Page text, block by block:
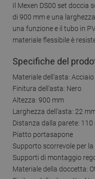
Il Mexen DS00 set doccia
di 900 mm e una
una funzione e il tubo in
materiale flessibile è
Specifiche del
Materiale dell'asta:
Finitura dell'asta: Nero
Altezza: 900 mm
Larghezza dell'asta: 22
Distanza dalla parete: 110
Piatto portasapone
Supporto scorrevole per
Supporti di montaggio
Materiale della doccetta: